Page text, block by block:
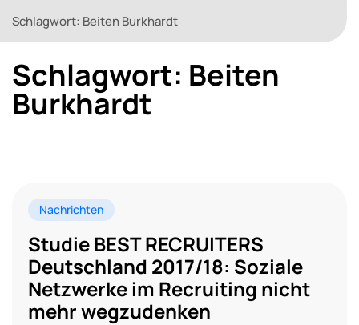
Schlagwort: Beiten Burkhardt
Schlagwort: Beiten
Burkhardt
Nachrichten
Studie BEST RECRUITERS
Deutschland 2017/18: Soziale
Netzwerke im Recruiting nicht
mehr wegzudenken